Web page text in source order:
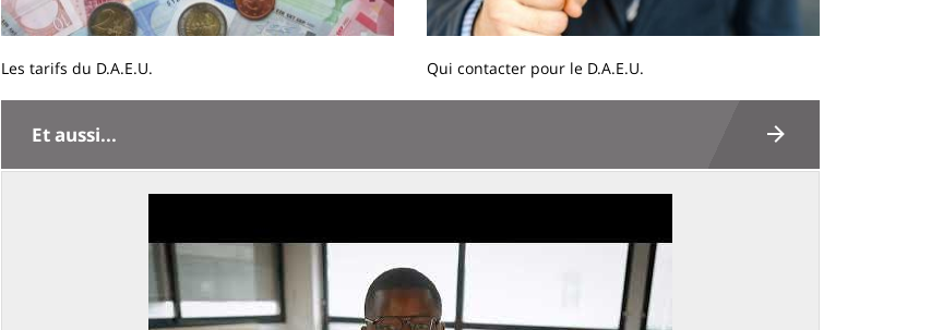
Les tarifs du D.A.E.U. Qui contacter pour le D.A.E.U.
Contenu
de
la
principale
Et aussi...